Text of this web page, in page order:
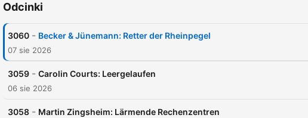
Courts scharfsinnig den
Didi Jünemann gut
Odcinki
3060 - Becker & Jünemann: Retter der Rheinpegel
07 sie 2026
3059 - Carolin Courts: Leergelaufen
06 sie 2026
3058 - Martin Zingsheim: Lärmende Rechenzentren